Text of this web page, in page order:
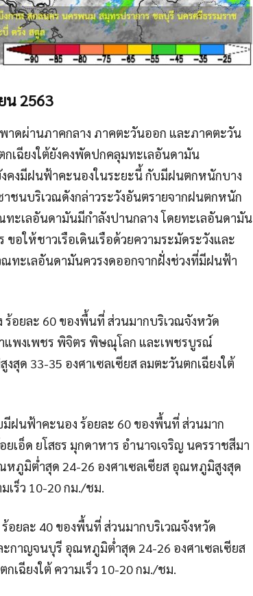
น 2563
าดผ่านภาคกลาง ภาคตะวันออก และภาคตะวัน
เฉียงใต้ยังคงพัดปกคลุมทะเลอันดามัน
คงมีฝนฟ้าคะนองในระยะนี้ กับมีฝนตกหนักบาง
ชนบริเวณดังกล่าวระวังอันตรายจากฝนตกหนัก
ะเลอันดามันมีกำลังปานกลาง โดยทะเลอันดามัน
อให้ชาวเรือเดินเรือด้วยความระมัดระวังและ
ทะเลอันดามันควรงดออกจากฝั่งช่วงที่มีฝนฟ้า
อยละ 60 ของพื้นที่ ส่วนมากบริเวณจังหวัด
แพงเพชร พิจิตร พิษณุโลก และเพชรบูรณ์
ด 33-35 องศาเซลเซียส ลมตะวันตกเฉียงใต้
ฝนฟ้าคะนอง ร้อยละ 60 ของพื้นที่ ส่วนมาก
อ็ด ยโสธร มุกดาหาร อำนาจเจริญ นครราชสีมา
ภูมิต่ำสุด 24-26 องศาเซลเซียส อุณหภูมิสูงสุด
เร็ว 10-20 กม./ชม.
อยละ 40 ของพื้นที่ ส่วนมากบริเวณจังหวัด
กาญจนบุรี อุณหภูมิต่ำสุด 24-26 องศาเซลเซียส
ฉียงใต้ ความเร็ว 10-20 กม./ชม.